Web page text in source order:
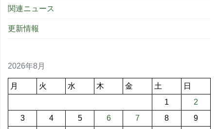
関連ニュース
更新情報
2026年8月
月 火 水 木 金 土
日
1
2
3
4 5 6 7 8
9